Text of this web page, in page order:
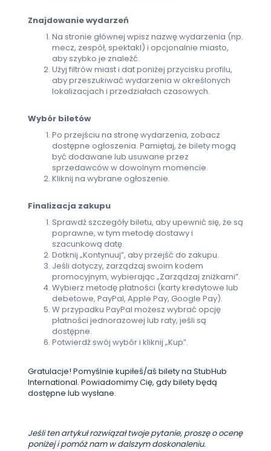
Znajdowanie wydarzeń
Na stronie głównej wpisz nazwę wydarzenia (np.
mecz, zespół, spektakl) i opcjonalnie miasto,
aby szybko je znaleźć.
Użyj filtrów miast i dat poniżej przycisku profilu,
aby przeszukiwać wydarzenia w określonych
lokalizacjach i przedziałach czasowych.
Wybór biletów
Po przejściu na stronę wydarzenia, zobacz
dostępne ogłoszenia. Pamiętaj, że bilety mogą
być dodawane lub usuwane przez
sprzedawców w dowolnym momencie.
Kliknij na wybrane ogłoszenie.
Finalizacja zakupu
Sprawdź szczegóły biletu, aby upewnić się, że są
poprawne, w tym metodę dostawy i
szacunkową datę.
Dotknij „Kontynuuj”, aby przejść do zakupu.
Jeśli dotyczy, zarządzaj swoim kodem
promocyjnym, wybierając „Zarządzaj zniżkami”.
Wybierz metodę płatności (karty kredytowe lub
debetowe, PayPal, Apple Pay, Google Pay).
W przypadku PayPal możesz wybrać opcję
płatności jednorazowej lub raty, jeśli są
dostępne.
Potwierdź swój wybór i kliknij „Kup”.
Gratulacje! Pomyślnie kupiłeś/aś bilety na StubHub
International. Powiadomimy Cię, gdy bilety będą
dostępne lub wysłane.
Jeśli ten artykuł rozwiązał twoje pytanie, proszę o ocenę
poniżej i pomóż nam w dalszym doskonaleniu.